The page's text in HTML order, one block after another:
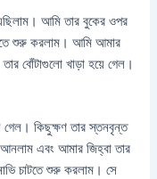
আমি তার বুকের ওপর
শুরু করলাম। আমি আমার
বোঁটাগুলো খাড়া হয়ে গেল।
গেল। কিছুক্ষণ তার স্তনবৃন্ত
আনলাম এবং আমার জিহ্বা তার
চাটতে শুরু করলাম। সে